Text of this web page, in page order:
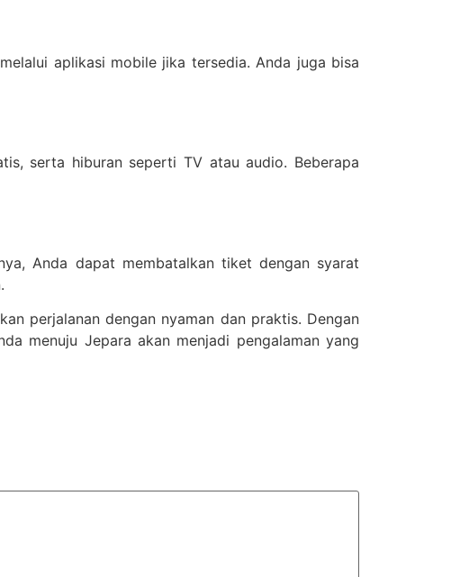
aplikasi mobile jika tersedia. Anda juga bisa
serta hiburan seperti TV atau audio. Beberapa
Anda dapat membatalkan tiket dengan syarat
perjalanan dengan nyaman dan praktis. Dengan
menuju Jepara akan menjadi pengalaman yang